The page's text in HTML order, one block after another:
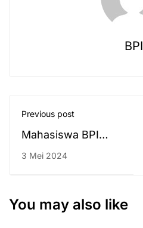
BPI
Previous post
Mahasiswa BPI
Juara Nasional
3 Mei 2024
You may also like